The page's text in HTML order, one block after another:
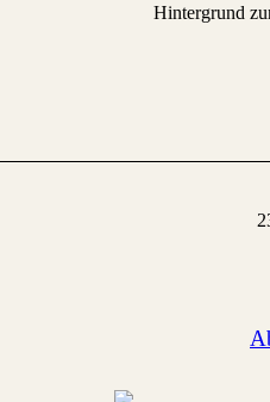
Hintergrund